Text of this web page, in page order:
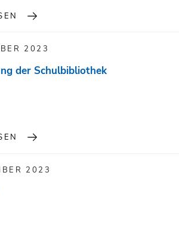
2023
der Schulbibliothek
2023